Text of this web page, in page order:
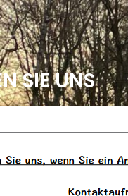
SIE UNS